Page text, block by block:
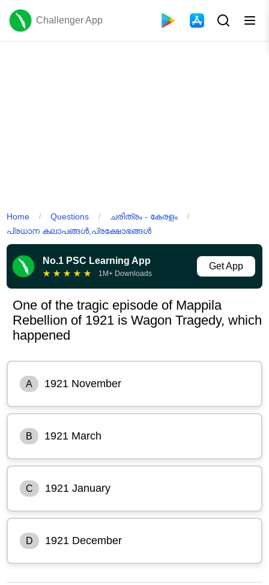
Challenger App
Home / Questions / ചരിത്രം - കേരളം /
പ്രധാന കലാപങ്ങൾ,പ്രക്ഷോഭങ്ങൾ
No.1 PSC Learning App
★ ★ ★ ★ ★ 1M+ Downloads
Get App
One of the tragic episode of Mappila
Rebellion of 1921 is Wagon Tragedy, which
happened
A 1921 November
B 1921 March
C 1921 January
D 1921 December